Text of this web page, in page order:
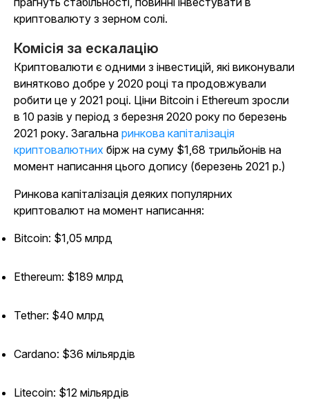
криптовалюту з зерном солі.
Комісія за ескалацію
Криптовалюти є одними з інвестицій, які виконували
винятково добре у 2020 році та продовжували
робити це у 2021 році. Ціни Bitcoin і Ethereum зросли
в 10 разів у період з березня 2020 року по березень
2021 року. Загальна ринкова капіталізація
криптовалютних бірж на суму $1,68 трильйонів на
момент написання цього допису (березень 2021 р.)
Ринкова капіталізація деяких популярних
криптовалют на момент написання:
Bitcoin: $1,05 млрд
Ethereum: $189 млрд
Tether: $40 млрд
Cardano: $36 мільярдів
Litecoin: $12 мільярдів